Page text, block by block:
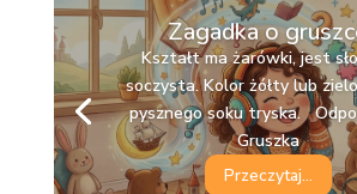
Zagadka o
Kształt ma żarówki, jest
soczysta. Kolor żółty lub
pysznego soku tryska.
Gruszka
Przeczytaj...